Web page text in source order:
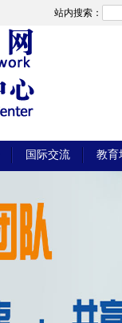
站内搜索：
国际交流 教育